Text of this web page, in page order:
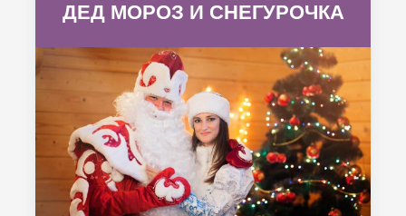
ДЕД МОРОЗ И СНЕГУРОЧКА